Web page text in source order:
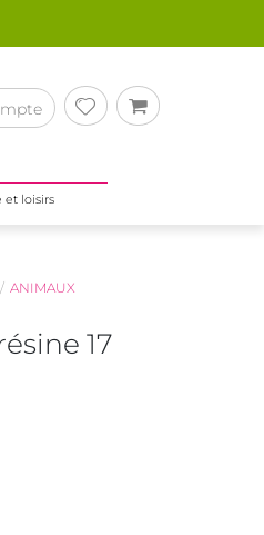
et loisirs
ANIMAUX
17